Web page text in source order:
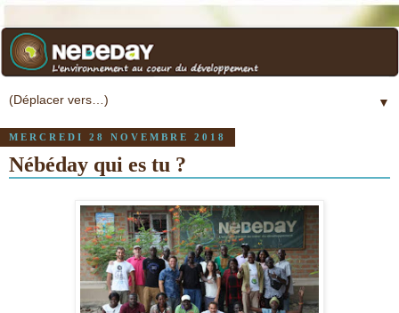
▼
MERCREDI 28 NOVEMBRE 2018
Nébéday qui es tu ?